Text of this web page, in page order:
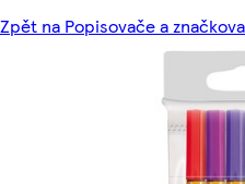
Zpět na Popisovače a